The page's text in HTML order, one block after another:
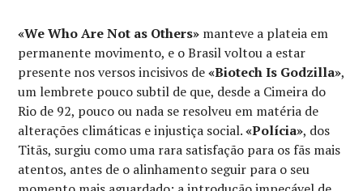
«We Who Are Not as Others» manteve a plateia em
permanente movimento, e o Brasil voltou a estar
presente nos versos incisivos de«Biotech Is Godzilla»,
um lembrete pouco subtil de que, desde a Cimeira do
Rio de 92, pouco ou nada se resolveu em matéria de
alterações climáticas e injustiça social.«Polícia», dos
Titãs, surgiu como uma rara satisfação para os fãs mais
atentos, antes de o alinhamento seguir para o seu